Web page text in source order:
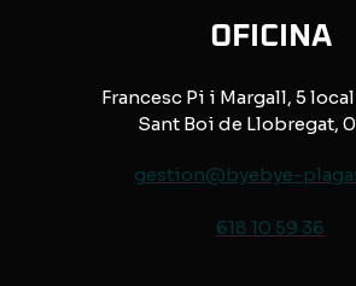
OFICINA
Francesc Pi i Margall, 5 local
Sant Boi de Llobregat,
gestion@byebye-
618 10 59 36